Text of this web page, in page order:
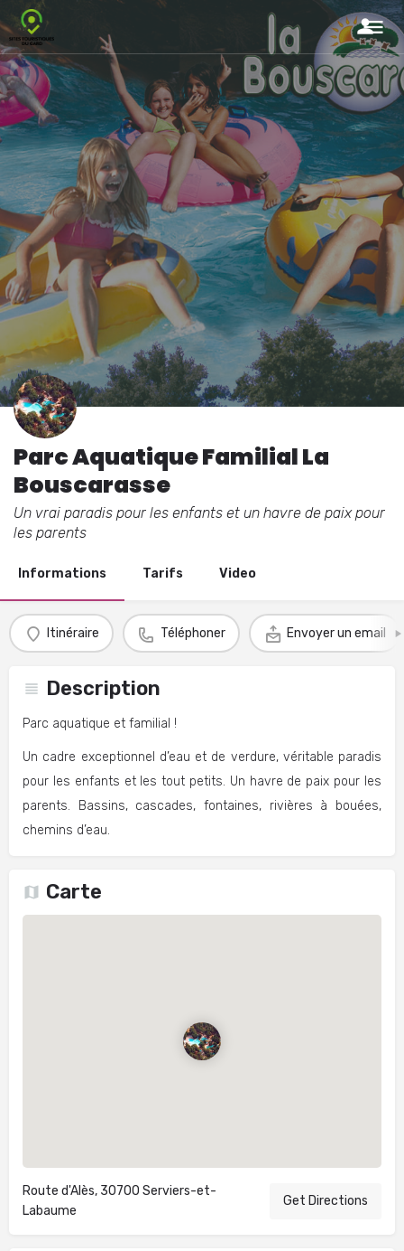
Parc Aquatique Familial La
Bouscarasse
Un vrai paradis pour les enfants et un havre de paix pour
les parents
Informations Tarifs Video
Itinéraire Téléphoner Envoyer un email
Description
Parc aquatique et familial !
Un cadre exceptionnel d’eau et de verdure, véritable paradis
pour les enfants et les tout petits. Un havre de paix pour les
parents. Bassins, cascades, fontaines, rivières à bouées,
chemins d’eau.
Carte
Route d'Alès, 30700 Serviers-et-
Labaume
Get Directions